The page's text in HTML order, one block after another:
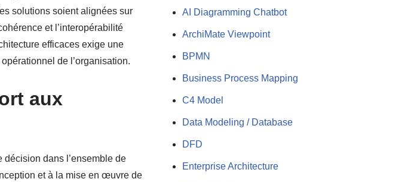
solutions soient alignées sur
et l’interopérabilité
efficaces exige une
de l’organisation.
aux
décision dans l’ensemble de
et à la mise en œuvre de
AI Diagramming Chatbot
ArchiMate Viewpoint
BPMN
Business Process Mapping
C4 Model
Data Modeling / Database
DFD
Enterprise Architecture